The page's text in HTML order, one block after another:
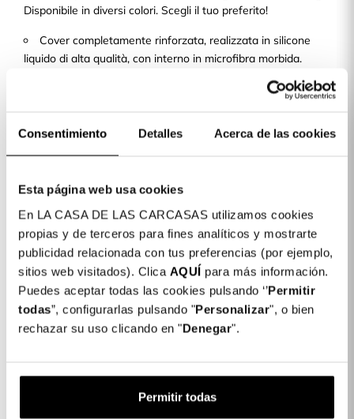
Consentimiento Detalles Acerca de las cookies
Esta página web usa cookies
En LA CASA DE LAS CARCASAS utilizamos cookies
propias y de terceros para fines analíticos y mostrarte
publicidad relacionada con tus preferencias (por ejemplo,
sitios web visitados). Clica AQUÍ para más información.
Puedes aceptar todas las cookies pulsando ‘’Permitir
todas”, configurarlas pulsando "Personalizar", o bien
rechazar su uso clicando en "Denegar".
Permitir todas
Disponibile in diversi colori. Scegli il tuo preferito!
Cover completamente rinforzata, realizzata in silicone
liquido di alta qualità, con interno in microfibra morbida.
Design sottile e leggero, in modo da non aggiungere
l'accesso a tutti i pulsanti e alle porte del dispositivo.
Disponiamo di cover per oltre 400 modelli di telefoni cellulari
Dettagli del prodotto
Colore: Nero
COLORES DISPONIBLES
NeroBlu Rosa
Sabbia
Malva